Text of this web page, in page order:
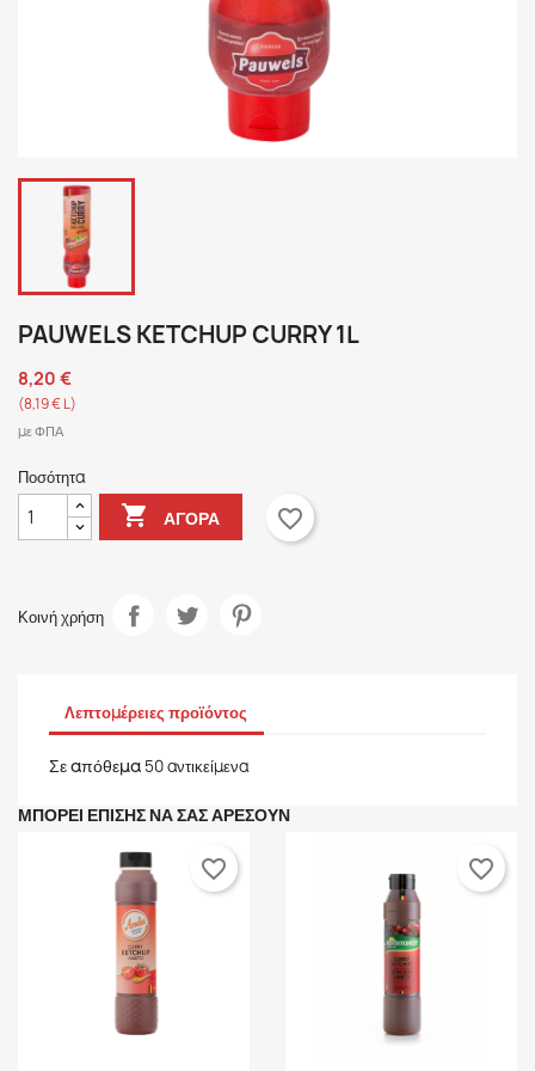
PAUWELS KETCHUP CURRY 1L
8,20 €
(8,19 € L)
με ΦΠΑ
Ποσότητα
 ΑΓΟΡΆ favorite_border
Κοινή χρήση
Λεπτομέρειες προϊόντος
Σε απόθεμα50 αντικείμενα
ΜΠΟΡΕΊ ΕΠΊΣΗΣ ΝΑ ΣΑΣ ΑΡΈΣΟΥΝ
favorite_border favorite_border